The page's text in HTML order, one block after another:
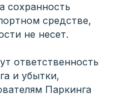
сохранность
средстве,
не несет.
ответственность
и убытки,
Паркинга